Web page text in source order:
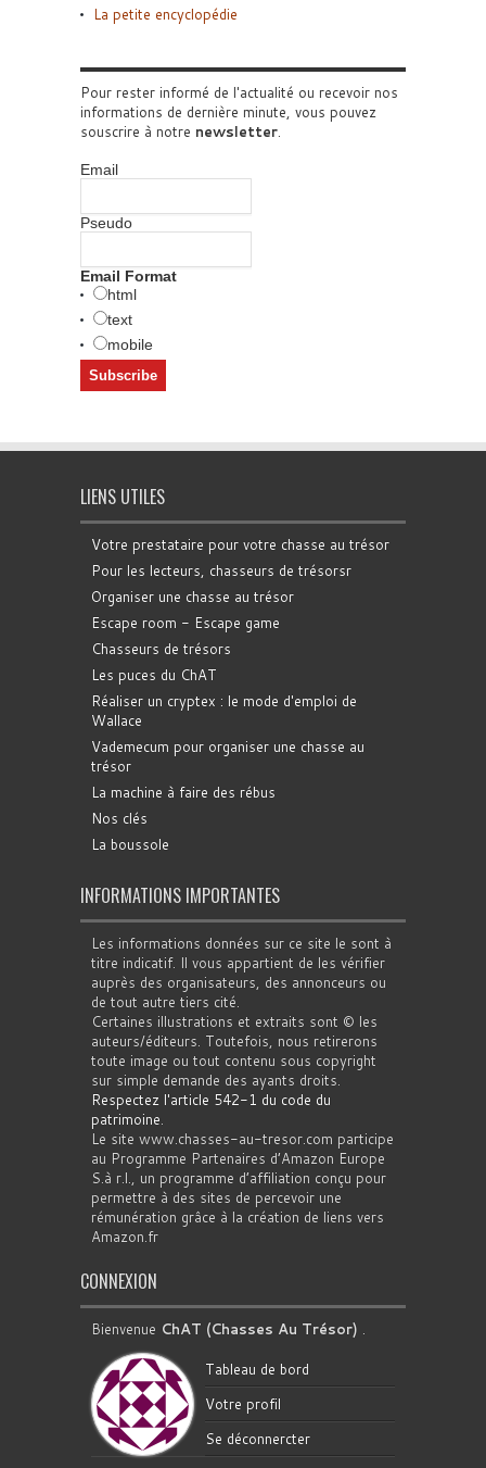
La petite encyclopédie
Pour rester informé de l'actualité ou recevoir nos
informations de dernière minute, vous pouvez
souscrire à notre newsletter
Email
Pseudo
Email Format
html
text
mobile
LIENS UTILES
Votre prestataire pour votre chasse au trésor
Pour les lecteurs, chasseurs de trésorsr
Organiser une chasse au trésor
Escape room - Escape game
Chasseurs de trésors
Les puces du ChAT
Réaliser un cryptex : le mode d'emploi de
Wallace
Vademecum pour organiser une chasse au
trésor
La machine à faire des rébus
Nos clés
La boussole
INFORMATIONS IMPORTANTES
Les informations données sur ce site le sont à
titre indicatif. Il vous appartient de les vérifier
auprès des organisateurs, des annonceurs ou
de tout autre tiers cité.
Certaines illustrations et extraits sont © les
auteurs/éditeurs. Toutefois, nous retirerons
toute image ou tout contenu sous copyright
sur simple demande des ayants droits.
Respectez l'article 542-1 du code du
patrimoine
Le site www.chasses-au-tresor.com participe
au Programme Partenaires d’Amazon Europe
S.à r.l., un programme d’affiliation conçu pour
permettre à des sites de percevoir une
rémunération grâce à la création de liens vers
Amazon.fr
CONNEXION
Bienvenue ChAT (Chasses Au Trésor)
Tableau de bord
Votre profil
Se déconnercter